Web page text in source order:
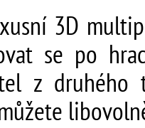
3D
se po
z druhého